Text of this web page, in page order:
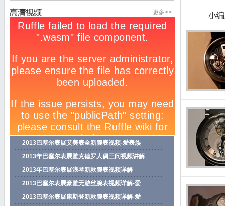
更多>>
2013巴塞尔表展艾美表全新腕表视频-爱表族
2013年巴塞尔表展雅克德罗人偶三问视频讲解
2013年巴塞尔表展浪琴新款腕表视频详解
2013巴塞尔表展豪雅无游丝腕表视频详解-爱
2013巴塞尔表展康斯登新款腕表视频详解-爱